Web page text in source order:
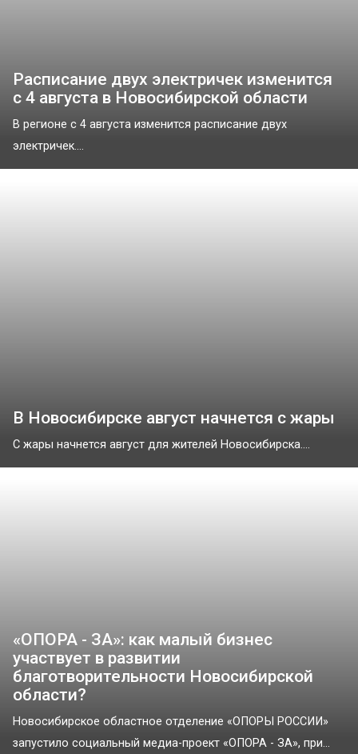
Расписание двух электричек изменится
с 4 августа в Новосибирской области
В регионе с 4 августа изменится расписание двух
электричек....
В Новосибирске август начнется с жары
С жары начнется август для жителей Новосибирска....
«ОПОРА - ЗА»: как малый бизнес
участвует в развитии
благотворительности Новосибирской
области?
Новосибирское областное отделение «ОПОРЫ РОССИИ»
запустило социальный медиа-проект «ОПОРА - ЗА», при...